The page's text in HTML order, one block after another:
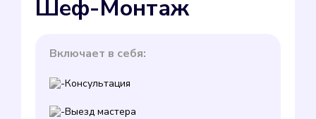
Шеф-Монтаж
Включает в себя:
Консультация
Выезд мастера